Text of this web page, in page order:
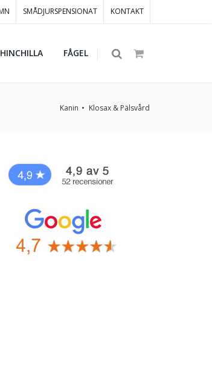
SMÅDJURSPENSIONAT KONTAKT
FÅGEL
Kanin Klosax & Pälsvård